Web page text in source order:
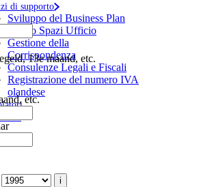
di supporto
Sviluppo del Business Plan
Affitto Spazi Ufficio
Gestione della
Corrispondenza
Consulenze Legali e Fiscali
Registrazione del numero IVA
olandese
13e maand, etc.
etc.
i